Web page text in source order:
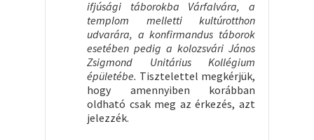
ifjúsági táborokba Várfalvára, a
templom melletti kultúrotthon
udvarára, a konfirmandus táborok
esetében pedig a kolozsvári János
Zsigmond Unitárius Kollégium
épületébe. Tisztelettel megkérjük,
hogy amennyiben korábban
oldható csak meg az érkezés, azt
jelezzék.